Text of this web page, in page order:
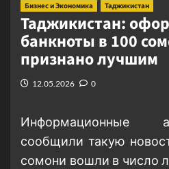
Бизнес и Экономика Таджикистан
Таджикистан:
банкноты в 100
признано лучшим
12.05.2026 0
Информационные
сообщили такую
сомони вошли в число